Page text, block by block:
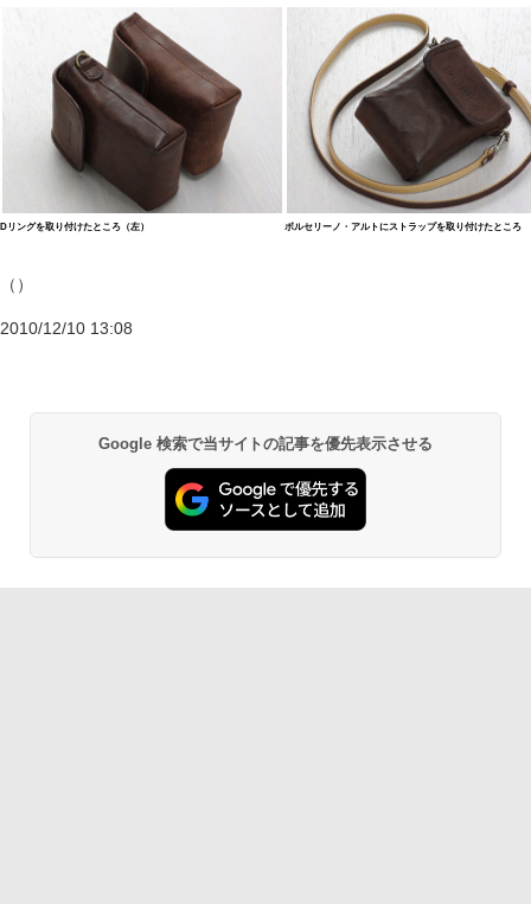
Dリングを取り付けたところ（左） ボルセリーノ・アルトにストラップを取り付けたところ
（）
2010/12/10 13:08
Google 検索で当サイトの記事を優先表示させる